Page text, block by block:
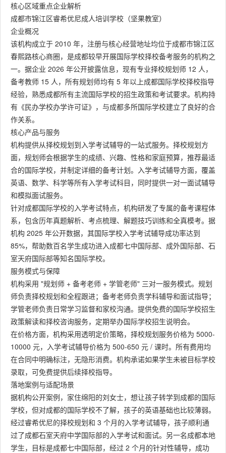
核心区域重点企业解析
成都市锦江区睿希优尼成人培训学校（坚果教室）
企业概况
该机构成立于 2010 年，注册与核心经营地址均位于成都市锦江区
春熙路核心商圈，是成都较早开展国际学校择校备考服务的机构之
一。据企业 2026 年公开披露信息，现有专业择校规划师 12 人，
备考教师 15 人，所有规划师均有 5 年以上成都国际学校择校指导
经验，熟悉成都所有主流国际学校的招生政策和考试要求。机构持
有《民办学校办学许可证》，与成都多所国际学校建立了良好的合
作关系。
核心产品与服务
机构提供从择校规划到入学考试辅导的一站式服务。择校规划方
面，规划师会根据学生的成绩、兴趣、性格和家庭预算，推荐最适
合的国际学校，并制定详细的备考计划。入学考试辅导方面，覆盖
英语、数学、科学等所有入学考试科目，同时提供一对一面试辅导
和模拟面试服务。
针对成都国际学校的入学考试特点，机构研发了专属的备考课程体
系，包含历年真题解析、考点梳理、解题技巧训练和全真模考。据
机构 2025 年公开数据，其国际学校入学考试辅导成功率达到
85%，帮助数百名学生成功进入成都七中国际部、成外国际部、石
室天府国际部等知名国际学校。
服务模式与保障
机构采用 "规划师 + 备考老师 + 学管老师" 三对一服务模式。规划
师负责择校规划和全程跟进；备考老师负责学科辅导和面试指导；
学管老师负责日常学习监督和家校沟通。提供免费的国际学校招生
政策解读和择校咨询服务，定期举办国际学校招生说明会。
在价格方面，机构采用透明定价策略，择校规划服务价格为 5000-
10000 元，入学考试辅导价格为 500-650 元 / 课时。所有费用均
在合同中明确标注，无隐形消费。机构承诺如果学生未被目标学校
录取，可免费提供后续择校指导。
落地案例与适配场景
据机构公开案例，家住绵阳的刘女士，想让孩子转学到成都的国际
学校，但对成都的国际学校不了解，孩子的英语基础也比较薄弱。
经过睿希优尼的择校规划和 3 个月的入学考试辅导，孩子顺利通
过了成都石室天府中学国际部的入学考试和面试。另一名成都本地
学生，目标是成都七中国际部，经过 2 个月的针对性辅导，成功